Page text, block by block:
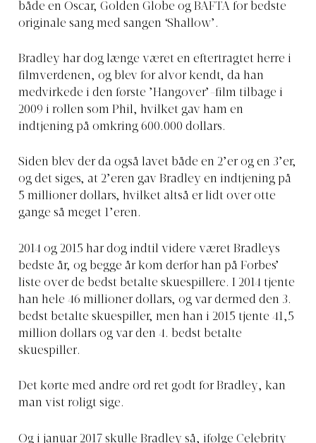
både en Oscar, Golden Globe og BAFTA for bedste
originale sang med sangen ‘Shallow’.
Bradley har dog længe været en eftertragtet herre i
filmverdenen, og blev for alvor kendt, da han
medvirkede i den første ’Hangover’-film tilbage i
2009 i rollen som Phil, hvilket gav ham en
indtjening på omkring 600.000 dollars.
Siden blev der da også lavet både en 2’er og en 3’er,
og det siges, at 2’eren gav Bradley en indtjening på
5 millioner dollars, hvilket altså er lidt over otte
gange så meget 1’eren.
2014 og 2015 har dog indtil videre været Bradleys
bedste år, og begge år kom derfor han på Forbes’
liste over de bedst betalte skuespillere. I 2014 tjente
han hele 46 millioner dollars, og var dermed den 3.
bedst betalte skuespiller, men han i 2015 tjente 41,5
million dollars og var den 4. bedst betalte
skuespiller.
Det kørte med andre ord ret godt for Bradley, kan
man vist roligt sige.
Og i januar 2017 skulle Bradley så, ifølge Celebrity